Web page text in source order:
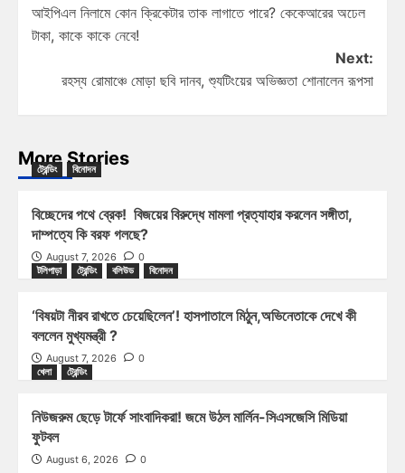
আইপিএল নিলামে কোন ক্রিকেটার তাক লাগাতে পারে? কেকেআরের অঢেল
টাকা, কাকে কাকে নেবে!
Next:
রহস্য রোমাঞ্চে মোড়া ছবি দানব, শ্যুটিংয়ের অভিজ্ঞতা শোনালেন রূপসা
More Stories
ট্রেন্ডিং বিনোদন
বিচ্ছেদের পথে ব্রেক! বিজয়ের বিরুদ্ধে মামলা প্রত্যাহার করলেন সঙ্গীতা,
দাম্পত্যে কি বরফ গলছে?
August 7, 2026
0
টলিপাড়া
ট্রেন্ডিং বলিউড বিনোদন
‘বিষয়টা নীরব রাখতে চেয়েছিলেন’! হাসপাতালে মিঠুন,অভিনেতাকে দেখে কী
বললেন মুখ্যমন্ত্রী ?
August 7, 2026
0
খেলা
ট্রেন্ডিং
নিউজরুম ছেড়ে টার্ফে সাংবাদিকরা! জমে উঠল মার্লিন-সিএসজেসি মিডিয়া
ফুটবল
August 6, 2026 0